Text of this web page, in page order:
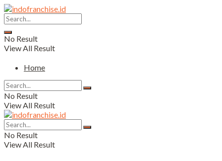
No Result
View All Result
Home
No Result
View All Result
No Result
View All Result